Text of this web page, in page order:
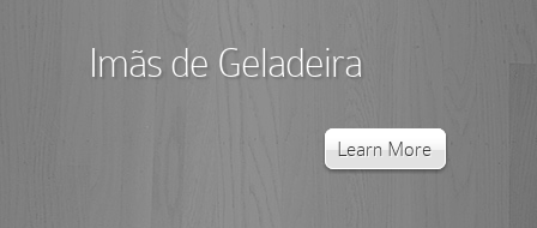
Imãs de Geladeira
Learn More